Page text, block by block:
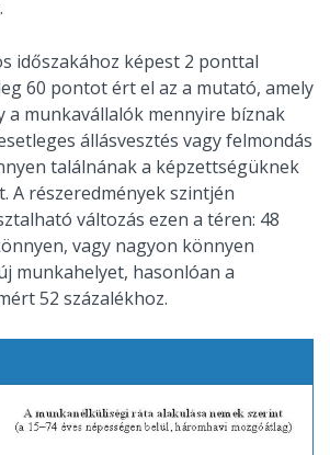
időszakához képest 2 ponttal
60 pontot ért el az a mutató, amely
a munkavállalók mennyire bíznak
állásvesztés vagy felmondás
találnának a képzettségüknek
A részeredmények szintjén
változás ezen a téren: 48
vagy nagyon könnyen
munkahelyet, hasonlóan a
52 százalékhoz.